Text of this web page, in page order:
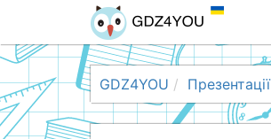
GDZ4YOU Презентації